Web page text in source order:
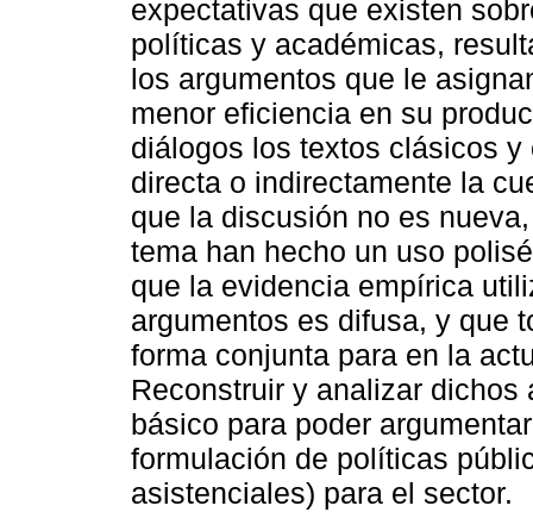
expectativas que existen
políticas y académicas,
los argumentos que le
menor eficiencia en su
diálogos los textos clásicos
directa o indirectamente la
que la discusión no es
tema han hecho un uso
que la evidencia empírica
argumentos es difusa, y que
forma conjunta para en la
Reconstruir y analizar
básico para poder
formulación de políticas
asistenciales) para el sector.